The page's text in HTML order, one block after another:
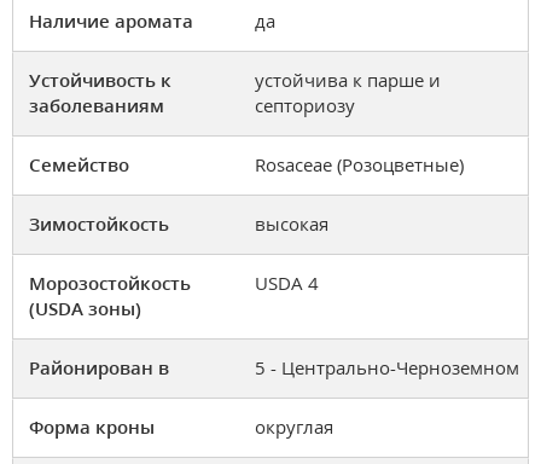
Наличие аромата да
Устойчивость к
заболеваниям
устойчива к парше и
септориозу
Семейство Rosaceae (Розоцветные)
Зимостойкость высокая
Морозостойкость
(USDA зоны)
USDA 4
Районирован в 5 - Центрально-Черноземном
Форма кроны округлая